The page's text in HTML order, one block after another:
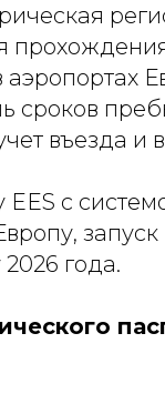
сроков
въезда и
с
года.